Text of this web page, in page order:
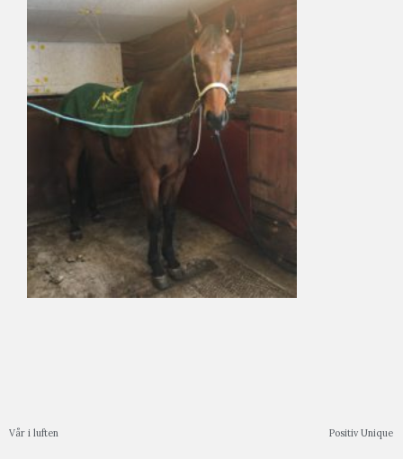
Vår i luften Positiv Unique